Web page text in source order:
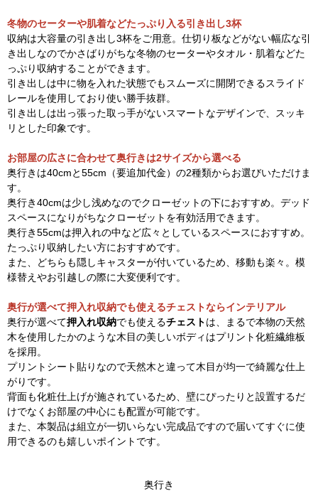
冬物のセーターや肌着などたっぷり入る引き出し3杯
収納は大容量の引き出し3杯をご用意。仕切り板などがない幅広な引
き出しなのでかさばりがちな冬物のセーターやタオル・肌着などた
っぷり収納することができます。
引き出しは中に物を入れた状態でもスムーズに開閉できるスライド
レールを使用しており使い勝手抜群。
引き出しは出っ張った取っ手がないスマートなデザインで、スッキ
リとした印象です。
お部屋の広さに合わせて奥行きは2サイズから選べる
奥行きは40cmと55cm（要追加代金）の2種類からお選びいただけま
す。
奥行き40cmは少し浅めなのでクローゼットの下におすすめ。デッド
スペースになりがちなクローゼットを有効活用できます。
奥行き55cmは押入れの中など広々としているスペースにおすすめ。
たっぷり収納したい方におすすめです。
また、どちらも隠しキャスターが付いているため、移動も楽々。模
様替えやお引越しの際に大変便利です。
奥行が選べて押入れ収納でも使えるチェストならインテリアル
奥行が選べて押入れ収納でも使えるチェストは、まるで本物の天然
木を使用したかのような木目の美しいボディはプリント化粧繊維板
を採用。
プリントシート貼りなので天然木と違って木目が均一で綺麗な仕上
がりです。
背面も化粧仕上げが施されているため、壁にぴったりと設置するだ
けでなくお部屋の中心にも配置が可能です。
また、本製品は組立が一切いらない完成品ですので届いてすぐに使
用できるのも嬉しいポイントです。
奥行き